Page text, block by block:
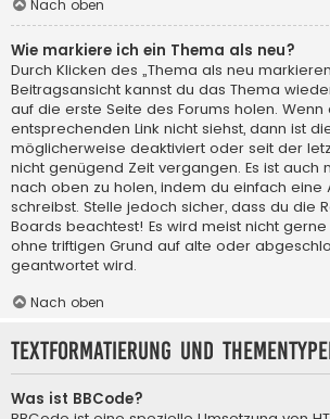
Nach oben
Wie markiere ich ein Thema als neu?
Durch Klicken des „Thema als neu
Beitragsansicht kannst du das Thema
auf die erste Seite des Forums holen. Wenn
entsprechenden Link nicht siehst, dann ist
möglicherweise deaktiviert oder seit der
nicht genügend Zeit vergangen. Es ist auch
nach oben zu holen, indem du einfach eine
schreibst. Stelle jedoch sicher, dass du die
Boards beachtest! Es wird meist nicht
ohne triftigen Grund auf alte oder
geantwortet wird.
Nach oben
Textformatierung und
Was ist BBCode?